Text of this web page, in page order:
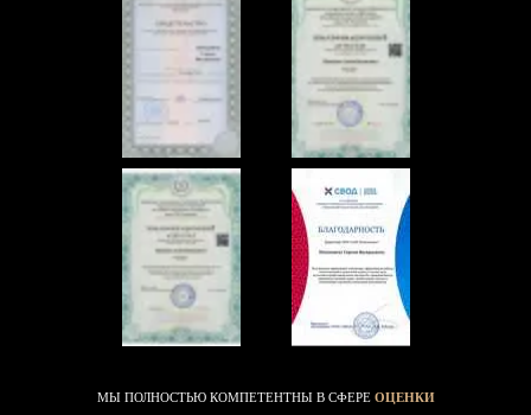
МЫ ПОЛНОСТЬЮ КОМПЕТЕНТНЫ В СФЕРЕ ОЦЕНКИ